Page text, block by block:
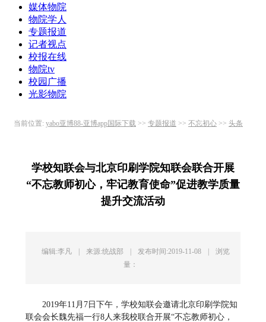
媒体物院
物院学人
专题报道
记者视点
校报在线
物院tv
校园广播
光影物院
当前位置: yabo亚博88-亚博app国际下载 >> 专题报道 >> 不忘初心 >> 头条
学校知联会与北京印刷学院知联会联合开展
“不忘教师初心，牢记教育使命”促进教学质量
提升交流活动
编辑:李凡 | 来源:统战部 | 发布时间:2019-11-08 |
浏览
量：
2019年11月7日下午，学校知联会邀请北京印刷学院知
联会会长魏先福一行8人来我校联合开展“不忘教师初心，